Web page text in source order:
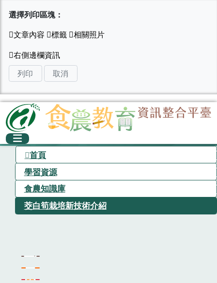
選擇列印區塊：
列印 取消
首頁
學習資源
食農知識庫
茭白筍栽培新技術介紹